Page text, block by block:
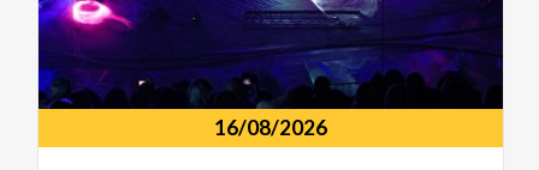
16/08/2026